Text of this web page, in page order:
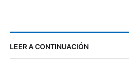
LEER A CONTINUACIÓN